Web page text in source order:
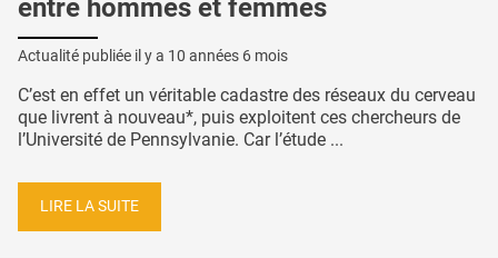
entre hommes et femmes
Actualité publiée il y a 10 années 6 mois
C’est en effet un véritable cadastre des réseaux du cerveau
que livrent à nouveau*, puis exploitent ces chercheurs de
l’Université de Pennsylvanie. Car l’étude ...
LIRE LA SUITE